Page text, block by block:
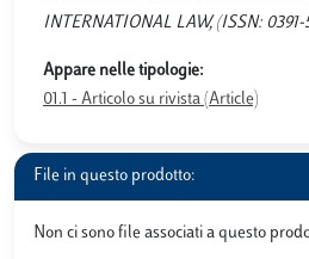
INTERNATIONAL LAW, (ISSN: 0391-
Appare nelle tipologie:
01.1 - Articolo su rivista (Article)
File in questo prodotto:
Non ci sono file associati a questo